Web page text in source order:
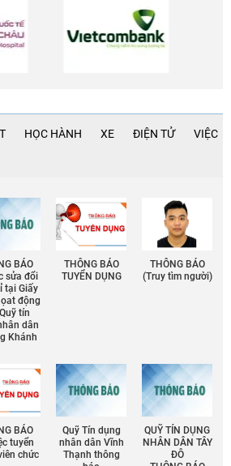
HỌC HÀNH XE ĐIỆN TỬ VIỆC
BÁO
sửa đổi
tại Giấy
động
tín
dân
Khánh
THÔNG BÁO
TUYỂN DỤNG
THÔNG BÁO
(Truy tìm người)
BÁO
tuyển
chức
Quỹ Tín dụng
nhân dân Vĩnh
Thạnh thông
QUỸ TÍN DỤNG
NHÂN DÂN TÂY
ĐÔ